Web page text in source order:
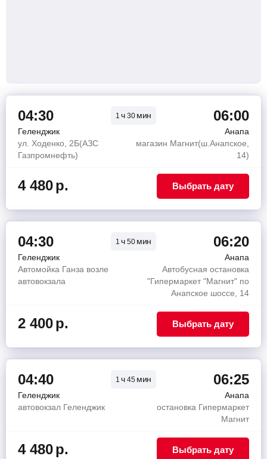
04:30 1ч 30 мин 06:00
Геленджик
Анапа
ул. Ходенко, 2Б(АЗС
Газпромнефть)
магазин Магнит(ш.Анапское,
14)
4 480р. Выбрать дату
04:30 1ч 50 мин 06:20
Геленджик
Анапа
Автомойка Ганза возле
автовокзала
Автобусная остановка
"Гипермаркет "Магнит" по
Анапское шоссе, 14
2 400р. Выбрать дату
04:40 1ч 45 мин 06:25
Геленджик
Анапа
автовокзал Геленджик
остановка Гипермаркет
Магнит
4 480р. Выбрать дату